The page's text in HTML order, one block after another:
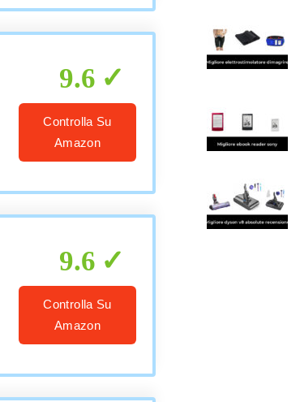
9.6
Controlla Su
Amazon
9.6
Controlla Su
Amazon